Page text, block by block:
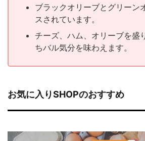
ブラックオリーブとグリーン
スされています。
チーズ、ハム、オリーブを盛
ちバル気分を味わえます。
お気に入りSHOPのおすすめ